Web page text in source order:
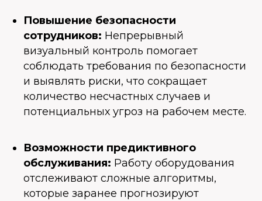
Повышение безопасности
сотрудников: Непрерывный
визуальный контроль помогает
соблюдать требования по безопасности
и выявлять риски, что сокращает
количество несчастных случаев и
потенциальных угроз на рабочем месте.
Возможности предиктивного
обслуживания: Работу оборудования
отслеживают сложные алгоритмы,
которые заранее прогнозируют